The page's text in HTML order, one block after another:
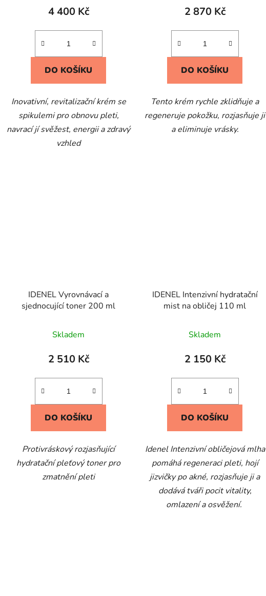
4 400 Kč
DO KOŠÍKU
Inovativní, revitalizační krém se
spikulemi pro obnovu pleti,
navrací jí svěžest, energii a zdravý
vzhled
2 870 Kč
DO KOŠÍKU
Tento krém rychle zklidňuje a
regeneruje pokožku, rozjasňuje ji
a eliminuje vrásky.
IDENEL Vyrovnávací a
sjednocující toner 200 ml
Skladem
2 510 Kč
DO KOŠÍKU
Protivráskový rozjasňující
hydratační pleťový toner pro
zmatnění pleti
IDENEL Intenzivní hydratační
mist na obličej 110 ml
Skladem
2 150 Kč
DO KOŠÍKU
Idenel Intenzivní obličejová mlha
pomáhá regeneraci pleti, hojí
jizvičky po akné, rozjasňuje ji a
dodává tváři pocit vitality,
omlazení a osvěžení.